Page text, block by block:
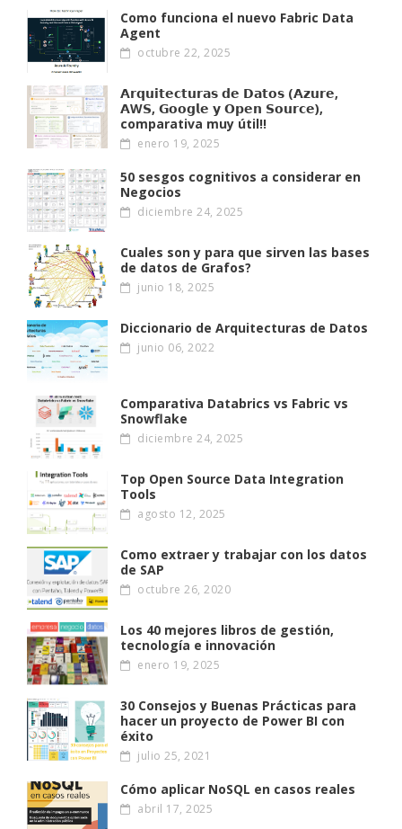
Como funciona el nuevo Fabric Data
Agent
octubre 22, 2025
𝗔𝗿𝗾𝘂𝗶𝘁𝗲𝗰𝘁𝘂𝗿𝗮𝘀 𝗱𝗲 𝗗𝗮𝘁𝗼𝘀 (𝗔𝘇𝘂𝗿𝗲,
𝗔W𝗦, 𝗚𝗼𝗼𝗴𝗹𝗲 𝘆 𝗢𝗽𝗲𝗻 𝗦𝗼𝘂𝗿𝗰𝗲),
comparativa muy útil!!
enero 19, 2025
50 sesgos cognitivos a considerar en
Negocios
diciembre 24, 2025
Cuales son y para que sirven las bases
de datos de Grafos?
junio 18, 2025
Diccionario de Arquitecturas de Datos
junio 06, 2022
Comparativa Databrics vs Fabric vs
Snowflake
diciembre 24, 2025
Top Open Source Data Integration
Tools
agosto 12, 2025
Como extraer y trabajar con los datos
de SAP
octubre 26, 2020
Los 40 mejores libros de gestión,
tecnología e innovación
enero 19, 2025
30 Consejos y Buenas Prácticas para
hacer un proyecto de Power BI con
éxito
julio 25, 2021
Cómo aplicar NoSQL en casos reales
abril 17, 2025